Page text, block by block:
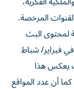
المرخصة.
لمحتوى البث
فبراير/ شباط
موقعاً، حيث يعكس هذا
أن عدد المواقع